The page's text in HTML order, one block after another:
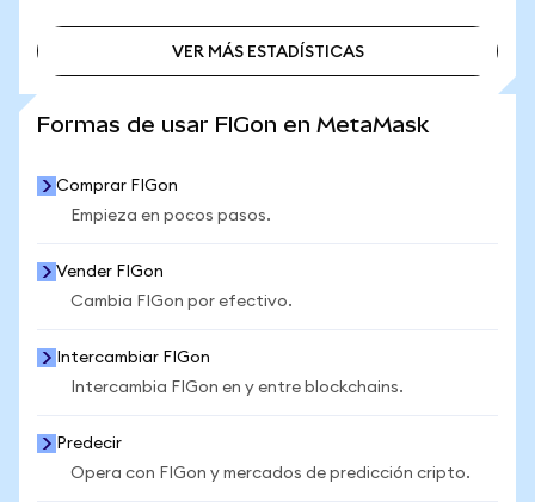
VER MÁS ESTADÍSTICAS
Formas de usar FIGon en MetaMask
Comprar FIGon
Empieza en pocos pasos.
Vender FIGon
Cambia FIGon por efectivo.
Intercambiar FIGon
Intercambia FIGon en y entre blockchains.
Predecir
Opera con FIGon y mercados de predicción cripto.